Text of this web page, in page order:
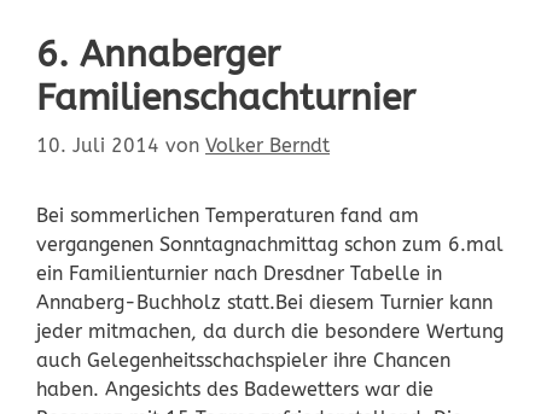
6. Annaberger
Familienschachturnier
10. Juli 2014 von Volker Berndt
Bei sommerlichen Temperaturen fand am
vergangenen Sonntagnachmittag schon zum 6.mal
ein Familienturnier nach Dresdner Tabelle in
Annaberg-Buchholz statt.Bei diesem Turnier kann
jeder mitmachen, da durch die besondere Wertung
auch Gelegenheitsschachspieler ihre Chancen
haben. Angesichts des Badewetters war die